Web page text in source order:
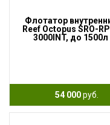
Флотатор
Reef Octopus SRO-
3000INT, до 1500л
54 000руб.